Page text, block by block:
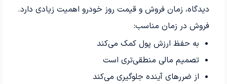
دیدگاه، زمان فروش و قیمت روز خودرو اهمیت زیادی دارد.
فروش در زمان مناسب:
به حفظ ارزش پول کمک می‌کند
تصمیم مالی منطقی‌تری است
از ضررهای آینده جلوگیری می‌کند